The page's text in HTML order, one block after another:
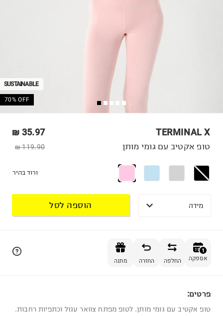
SUSTAINABLE
70% OFF
TERMINAL X
35.97 ₪
119.90 ₪ טופ אקטיב עם גומי מותן
ורוד בהיר
מידה הוספה לסל
1
אספקה החלפה החזרה מתנה
פרטים:
טופ אקטיב עם גומי מותן. לטופ מפתח צוואר עגול וכתפיות רחבות.